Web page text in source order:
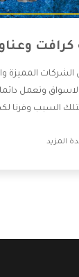
المميزة
وتعمل
السبب وفرنا
بتصليح جميعالمزيد